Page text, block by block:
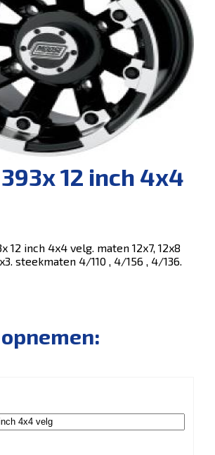
12 inch 4x4
12 inch 4x4 velg. maten 12x7, 12x8
steekmaten 4/110 , 4/156 , 4/136.